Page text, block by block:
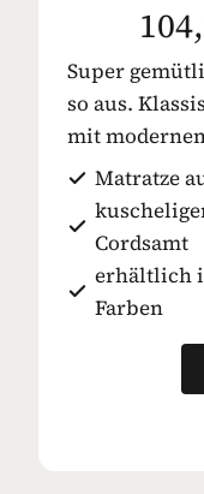
Super
so aus.
mit
Matratze
Cordsamt
erhältlich
Farben